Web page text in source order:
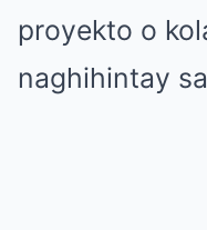
proyekto o
naghihintay